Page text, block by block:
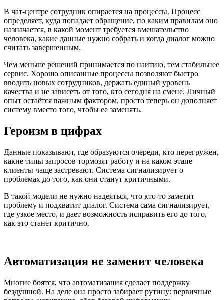
В чат-центре сотрудник опирается на процессы. Процесс
определяет, куда попадает обращение, по каким правилам оно
назначается, в какой момент требуется вмешательство
человека, какие данные нужно собрать и когда диалог можно
считать завершенным.
Чем меньше решений принимается по наитию, тем стабильнее
сервис. Хорошо описанные процессы позволяют быстро
вводить новых сотрудников, держать единый уровень
качества и не зависеть от того, кто сегодня на смене. Личный
опыт остаётся важным фактором, просто теперь он дополняет
систему вместо того, чтобы ее заменять.
Героизм в цифрах
Данные показывают, где образуются очереди, кто перегружен,
какие типы запросов тормозят работу и на каком этапе
клиенты чаще застревают. Система сигнализирует о
проблемах до того, как они станут критичными.
В такой модели не нужно надеяться, что кто-то заметит
проблему и подхватит диалог. Система сама сигнализирует,
где узкое место, и дает возможность исправить его до того,
как это станет критично.
Автоматизация не заменит человека
Многие боятся, что автоматизация сделает поддержку
бездушной. На деле она просто забирает рутину: первичные